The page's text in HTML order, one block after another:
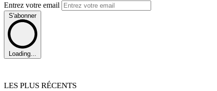
Entrez votre email
S'abonner
Loading...
LES PLUS RÉCENTS